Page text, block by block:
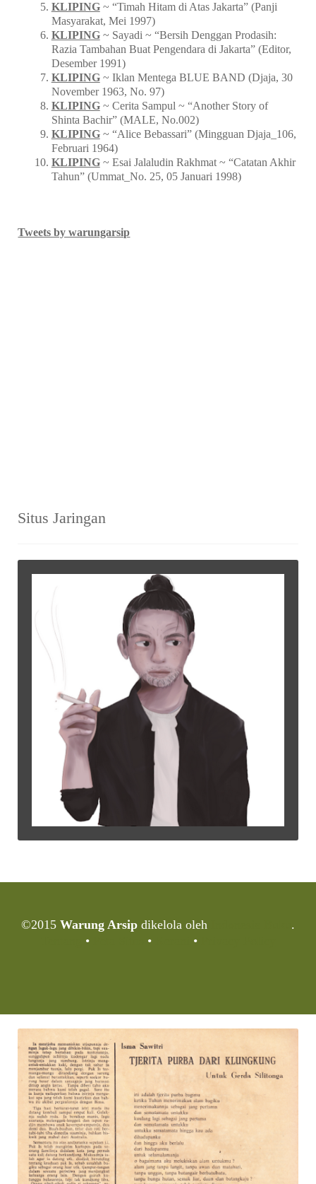
KLIPING~ “Timah Hitam di Atas Jakarta” (Panji
Masyarakat, Mei 1997)
KLIPING~ Sayadi ~ “Bersih Denggan Prodasih:
Razia Tambahan Buat Pengendara di Jakarta” (Editor,
Desember 1991)
KLIPING~ Iklan Mentega BLUE BAND (Djaja, 30
November 1963, No. 97)
KLIPING~ Cerita Sampul ~ “Another Story of
Shinta Bachir” (MALE, No.002)
KLIPING~ “Alice Bebassari” (Mingguan Djaja_106,
Februari 1964)
KLIPING~ Esai Jalaludin Rakhmat ~ “Catatan Akhir
Tahun” (Ummat_No. 25, 05 Januari 1998)
Tweets by warungarsip
Situs Jaringan
©2015 Warung Arsip dikelola oleh
.
• • •